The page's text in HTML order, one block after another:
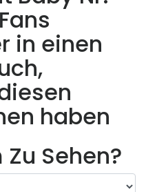
in einen
haben
Sehen?